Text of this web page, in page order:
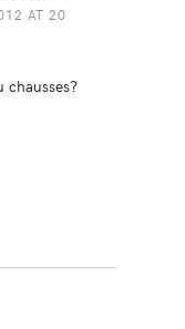
AT 20
chausses?